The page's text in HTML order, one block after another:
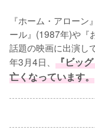
『ホーム・アロー
ール』(1987年)や『
話題の映画に出演し
年3月4日、 『ビッ
亡くなっています。